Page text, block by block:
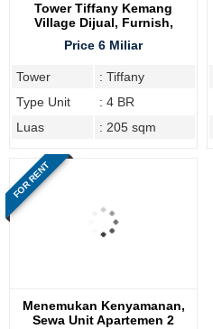
Tower Tiffany Kemang
Village Dijual, Furnish,
Price 6 Miliar
Tower
: Tiffany
Type Unit
: 4 BR
Luas
: 205 sqm
FOR RENT
Menemukan Kenyamanan,
Sewa Unit Apartemen 2